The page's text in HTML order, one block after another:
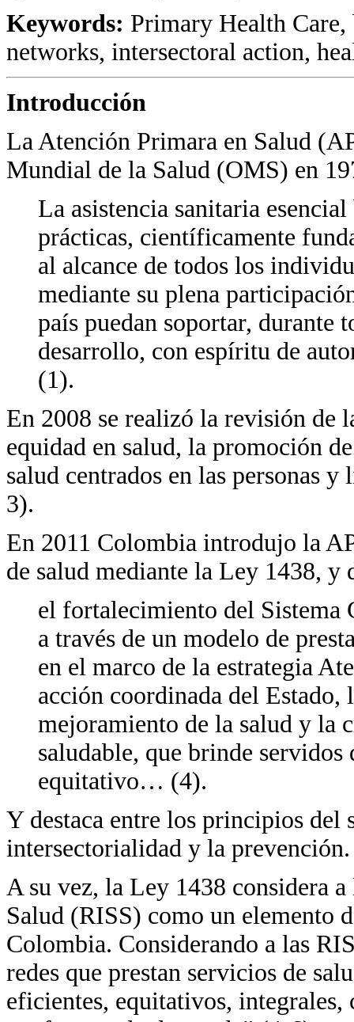
Keywords: Primary Health
networks, intersectoral action,
Introducción
La Atención Primara en Salud
Mundial de la Salud (OMS) en
La asistencia sanitaria
prácticas, científicamente
al alcance de todos los
mediante su plena
país puedan soportar, durante
desarrollo, con espíritu de
(1).
En 2008 se realizó la revisión de
equidad en salud, la promoción
salud centrados en las personas
3).
En 2011 Colombia introdujo la
de salud mediante la Ley 1438, y
el fortalecimiento del Sistema
a través de un modelo de
en el marco de la estrategia
acción coordinada del Estado,
mejoramiento de la salud y la
saludable, que brinde
equitativo… (4).
Y destaca entre los principios del
intersectorialidad y la prevención.
A su vez, la Ley 1438 considera
Salud (RISS) como un elemento
Colombia. Considerando a las
redes que prestan servicios de
eficientes, equitativos,